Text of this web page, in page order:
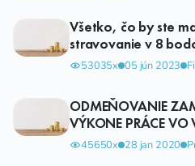
Všetko, čo by ste
stravovanie v 8
53035x 05 jún 2023
ODMEŇOVANIE
VÝKONE PRÁCE VO
45650x 28 jan 2020